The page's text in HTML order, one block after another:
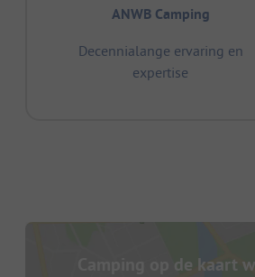
ANWB Camping
Decennialange ervaring en
expertise
Camping op de kaart